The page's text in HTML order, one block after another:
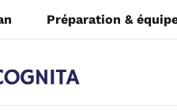
Préparation &